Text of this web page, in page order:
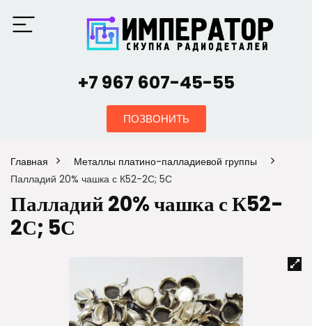
+7 967 607-45-55
ПОЗВОНИТЬ
Главная
Металлы платино-палладиевой группы
Палладий 20% чашка с К52-2С; 5С
Палладий 20% чашка с К52-
2С; 5С